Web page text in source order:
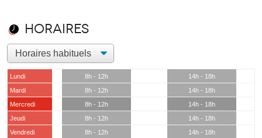
Horaires
Lundi 8h - 12h
14h - 18h
Mardi
8h - 12h
14h - 18h
Mercredi
8h - 12h
14h - 18h
Jeudi
8h - 12h
14h - 18h
Vendredi
8h - 12h
14h - 18h